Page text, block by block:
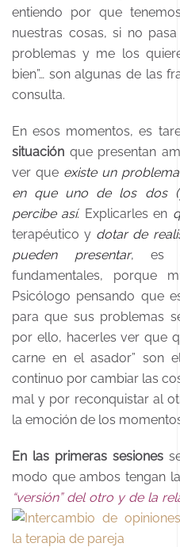
entiendo por que
nuestras cosas, si no pasa
problemas y me los
bien”… son algunas de las
consulta.
En esos momentos, es
situación que presentan
ver que existe un
en que uno de los dos
percibe así. Explicarles en
terapéutico y dotar de
pueden presentar, es
fundamentales, porque
Psicólogo pensando que
para que sus problemas
por ello, hacerles ver que
carne en el asador” son
continuo por cambiar las
mal y por reconquistar al
la emoción de los
En las primeras sesiones
modo que ambos tengan
“versión” del otro y de la